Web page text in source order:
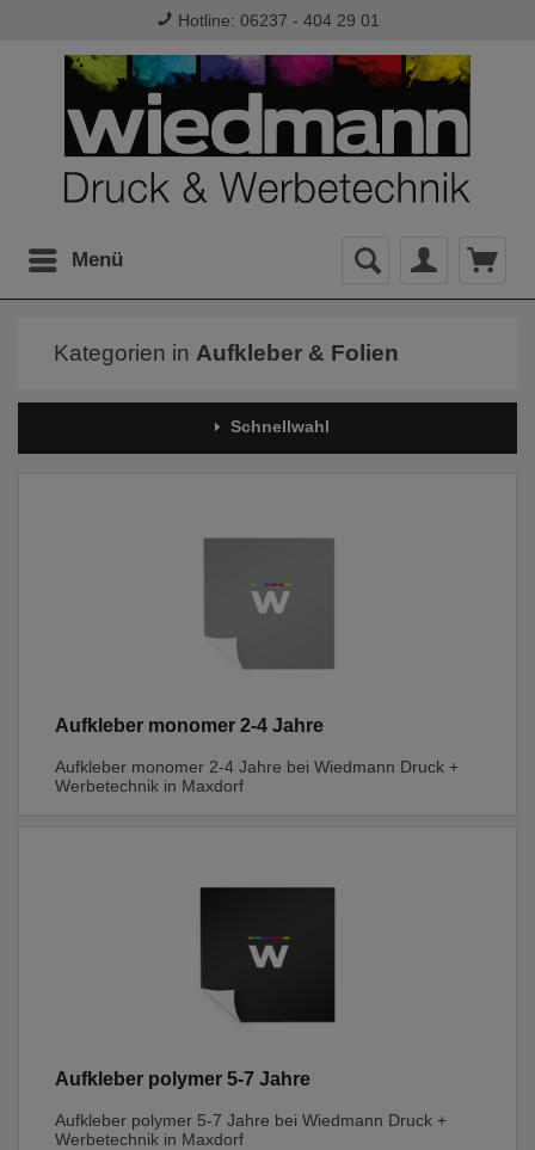
Hotline: 06237 - 404 29 01
Menü
Kategorien in Aufkleber & Folien
Schnellwahl
Aufkleber monomer 2-4 Jahre
Aufkleber monomer 2-4 Jahre bei Wiedmann Druck +
Werbetechnik in Maxdorf
Aufkleber polymer 5-7 Jahre
Aufkleber polymer 5-7 Jahre bei Wiedmann Druck +
Werbetechnik in Maxdorf